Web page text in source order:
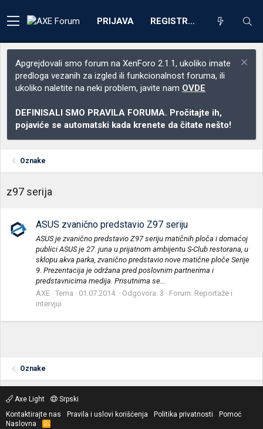
PRIJAVA REGISTRACIJA
Apgrejdovali smo forum na XenForo 2.1.1, ukoliko imate
predloga vezanih za izgled ili funkcionalnost foruma, ili
ukoliko naletite na neki problem, javite nam OVDE
DEFINISALI SMO PRAVILA FORUMA. Pročitajte ih,
pojaviće se automatski kada krenete da čitate nešto!
Oznake
z97 serija
ASUS zvanično predstavio Z97 seriju
ASUS je zvanično predstavio Z97 seriju matičnih ploča i domaćoj
publici ASUS je 27. juna u prijatnom ambijentu S-Club restorana, u
sklopu akva parka, zvanično predstavio nove matične ploče Serije
9. Prezentacija je održana pred poslovnim partnerima i
predstavnicima medija. Prisutnima se...
AXE Tema 01.07.2014. Odgovora: 3 Forum: Reportaže i
intervjui
Oznake
Axe Light
Srpski
Kontaktirajte nas
Pravila i uslovi korišćenja Politika privatnosti
Pomoć
Naslovna
R